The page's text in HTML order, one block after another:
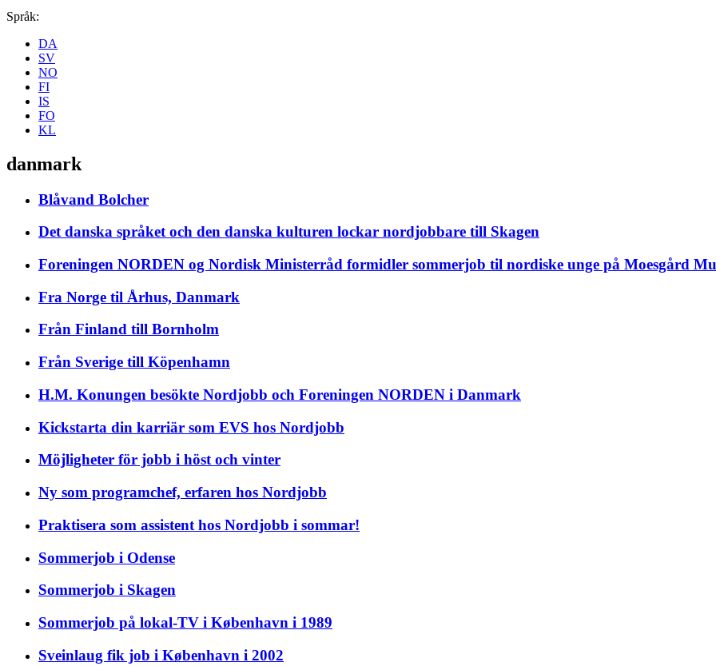
Språk:
DA
SV
NO
FI
IS
FO
KL
danmark
Blåvand Bolcher
Det danska språket och den danska kulturen lockar nordjobbare till Skagen
Foreningen NORDEN og Nordisk Ministerråd formidler sommerjob til nordiske unge på Moesgård
Fra Norge til Århus, Danmark
Från Finland till Bornholm
Från Sverige till Köpenhamn
H.M. Konungen besökte Nordjobb och Foreningen NORDEN i Danmark
Kickstarta din karriär som EVS hos Nordjobb
Möjligheter för jobb i höst och vinter
Ny som programchef, erfaren hos Nordjobb
Praktisera som assistent hos Nordjobb i sommar!
Sommerjob i Odense
Sommerjob i Skagen
Sommerjob på lokal-TV i København i 1989
Sveinlaug fik job i København i 2002